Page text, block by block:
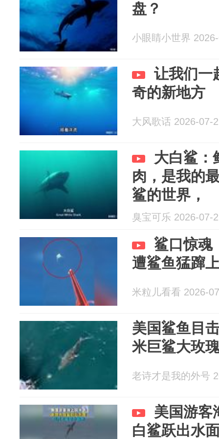
盘？
小眼睛小世界
让我们一
奇的新地方
大风歌话 2026-07-
大白鲨：
肉，是我的
鲨的世界，
臭宝可乐 2026-07-
鲨口惊魂
遭鲨鱼猛蹿
米粒儿看看 2026-
美国鲨鱼目
米巨鲨大玫
老诗才是我的外号
美国游客
白鲨跃出水